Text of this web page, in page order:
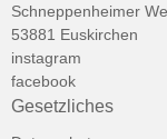
Schneppenheimer
53881 Euskirchen
instagram
facebook
Gesetzliches